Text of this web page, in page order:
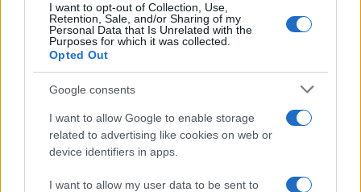
I want to opt-out of Collection, Use,
Retention, Sale, and/or Sharing of my
Personal Data that Is Unrelated with the
Purposes for which it was collected.
Opted Out
Google consents
I want to allow Google to enable storage
related to advertising like cookies on web or
device identifiers in apps.
I want to allow my user data to be sent to